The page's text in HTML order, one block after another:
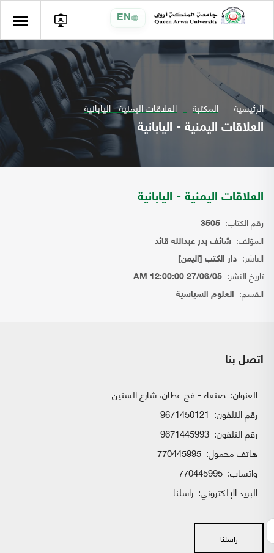
EN
الرئيسية المكتبة العلاقات اليمنية - اليابانية
العلاقات اليمنية - اليابانية
العلاقات اليمنية - اليابانية
رقم الكتاب: 3505
المؤلف: شائف بدر عبدالله قائد
الناشر: دار الكتب [اليمن]
تاريخ النشر: 27/06/05 12:00:00 AM
القسم: العلوم السياسية
اتصل بنا
العنوان: صنعاء - فج عطان، شارع الستين
رقم التلفون: 9671450121
رقم التلفون: 9671445993
هاتف محمول: 770445995
واتساب:
البريد الإلكتروني: راسلنا
راسلنا